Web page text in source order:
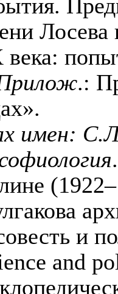
Лосева
.:
имен:
и
and